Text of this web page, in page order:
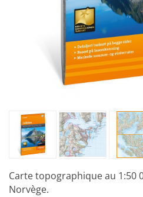
Carte topographique au 1:50
Norvège.